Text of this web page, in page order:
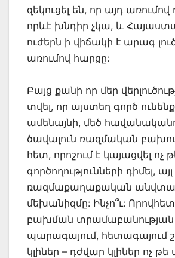
զեկուցել են, որ այդ
որևէ խնդիր չկա, և
ուժերն ի վիճակի է արագ
առումով հարցը:
Բայց քանի որ մեր
տվել, որ այստեղ գործ
ամենայնի, մեծ
ծավալուն ռազմական
հետ, որոշում է կայացվել ոչ
գործողությունների դիմել,
ռազմաքաղաքական
մեխանիզմը: Ինչո՞ւ:
բախման տրամաբանության
պարագայում, հետագայում
կլիներ – դժվար կլիներ ոչ